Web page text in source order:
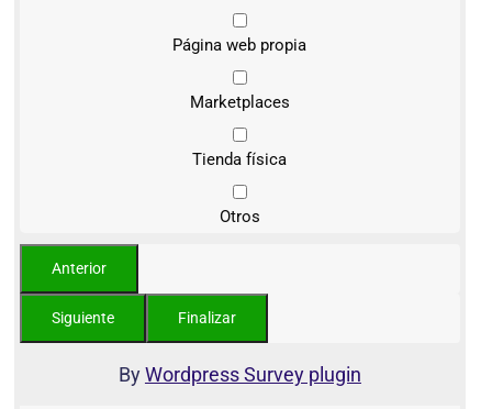
Página web propia
Marketplaces
Tienda física
Otros
ByWordpress Survey plugin